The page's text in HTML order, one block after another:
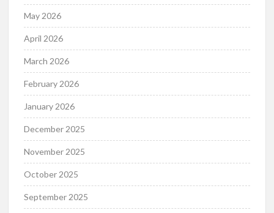
May 2026
April 2026
March 2026
February 2026
January 2026
December 2025
November 2025
October 2025
September 2025